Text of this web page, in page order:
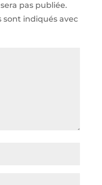
pas publiée.
sont indiqués avec